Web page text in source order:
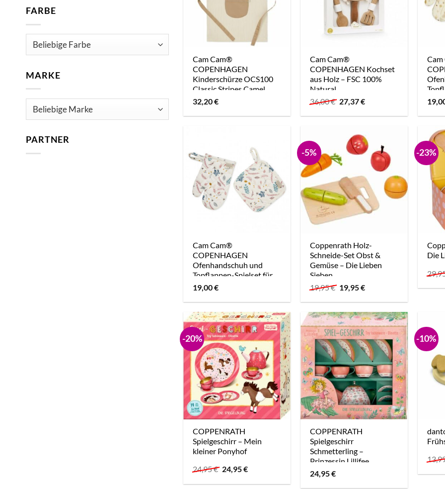
FARBE
MARKE
PARTNER
Cam Cam®
COPENHAGEN
Kinderschürze OCS100
Classic Stripes Camel
32,20€
Cam Cam®
COPENHAGEN Kochset
aus Holz – FSC 100%
Natural
36,00€ Ursprünglicher
Preis
war:
27,37€Aktueller
ist:
Cam Cam®
COPENHAGEN
Ofenhandschuh und
Topflappen-Spielset für
Kinder – Pressed Leaves
Rose
19,00€
-5%
Coppenrath Holz-
Schneide-Set Obst &
Gemüse – Die Lieben
Sieben
19,95€ Ursprünglicher
Preis
war:
19,95€Aktueller
ist:
-23%
Die
-20%
COPPENRATH
Spielgeschirr – Mein
kleiner Ponyhof
24,95€ Ursprünglicher
Preis
war:
24,95€Aktueller
ist:
COPPENRATH
Spielgeschirr
Schmetterling –
Prinzessin Lillifee
24,95€
-10%